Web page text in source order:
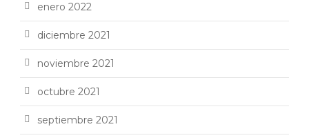
enero 2022
diciembre 2021
noviembre 2021
octubre 2021
septiembre 2021